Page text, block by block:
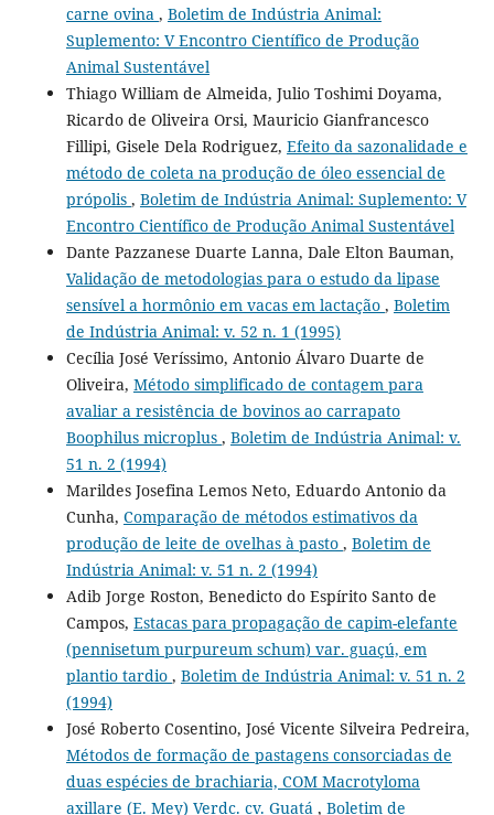
carne ovina , Boletim de Indústria Animal:
Suplemento: V Encontro Científico de Produção
Animal Sustentável
Thiago William de Almeida, Julio Toshimi Doyama,
Ricardo de Oliveira Orsi, Mauricio Gianfrancesco
Fillipi, Gisele Dela Rodriguez, Efeito da sazonalidade e
método de coleta na produção de óleo essencial de
própolis , Boletim de Indústria Animal: Suplemento: V
Encontro Científico de Produção Animal Sustentável
Dante Pazzanese Duarte Lanna, Dale Elton Bauman,
Validação de metodologias para o estudo da lipase
sensível a hormônio em vacas em lactação , Boletim
de Indústria Animal: v. 52 n. 1 (1995)
Cecília José Veríssimo, Antonio Álvaro Duarte de
Oliveira, Método simplificado de contagem para
avaliar a resistência de bovinos ao carrapato
Boophilus microplus , Boletim de Indústria Animal: v.
51 n. 2 (1994)
Marildes Josefina Lemos Neto, Eduardo Antonio da
Cunha, Comparação de métodos estimativos da
produção de leite de ovelhas à pasto , Boletim de
Indústria Animal: v. 51 n. 2 (1994)
Adib Jorge Roston, Benedicto do Espírito Santo de
Campos, Estacas para propagação de capim-elefante
(pennisetum purpureum schum) var. guaçú, em
plantio tardio , Boletim de Indústria Animal: v. 51 n. 2
(1994)
José Roberto Cosentino, José Vicente Silveira Pedreira,
Métodos de formação de pastagens consorciadas de
duas espécies de brachiaria, COM Macrotyloma
axillare (E. Mey) Verdc. cv. Guatá , Boletim de